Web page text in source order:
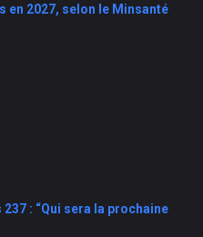
en 2027, selon le Minsanté
: “Qui sera la prochaine